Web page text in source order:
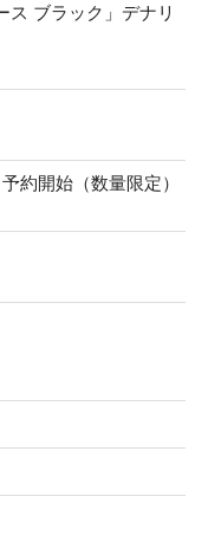
ス ブラック」デナリ
約開始（数量限定）